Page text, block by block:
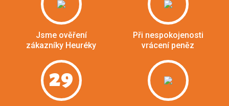
Jsme ověření
zákazníky Heuréky
Při nespokojenosti
vrácení peněz
29